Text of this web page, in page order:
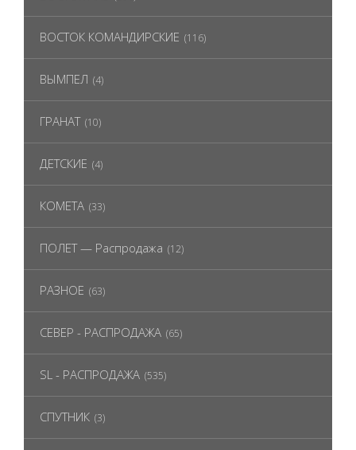
ВОСТОК КОМАНДИРСКИЕ (116)
ВЫМПЕЛ (4)
ГРАНАТ (10)
ДЕТСКИЕ (4)
КОМЕТА (33)
ПОЛЕТ — Распродажа (12)
РАЗНОЕ (63)
СЕВЕР - РАСПРОДАЖА (65)
SL - РАСПРОДАЖА (535)
СПУТНИК (3)